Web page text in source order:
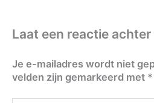
Laat een reactie achter
Je e-mailadres wordt niet
velden zijn gemarkeerd met *